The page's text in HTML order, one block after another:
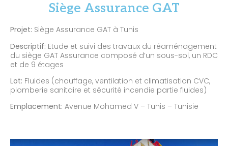
Siège Assurance GAT
Projet: Siège Assurance GAT à Tunis
Descriptif: Etude et suivi des travaux du réaménagement
du siège GAT Assurance composé d’un sous-sol, un RDC
et de 9 étages
Lot: Fluides (chauffage, ventilation et climatisation CVC,
plomberie sanitaire et sécurité incendie partie fluides)
Emplacement: Avenue Mohamed V – Tunis – Tunisie